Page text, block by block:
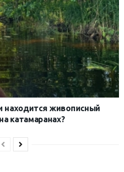
находится живописный
катамаранах?